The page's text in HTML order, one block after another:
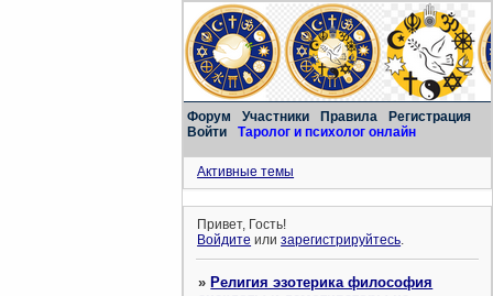
Форум Участники Правила
Регистрация
Войти
Таролог и психолог онлайн
Активные темы
Привет, Гость!
Войдите илизарегистрируйтесь.
»Религия эзотерика философия